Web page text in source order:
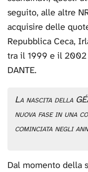
seguito, alle altre
acquisire delle
Repubblica Ceca,
tra il 1999 e il 2002
DANTE.
La nascita della
nuova fase in una
cominciata negli
Dal momento della